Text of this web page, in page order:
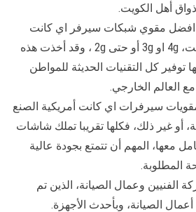
أهل الكويت.
افضل مقوي شبكات سيرفر اي كانت
للشبكات او الانترنت، 4g او 3g أو حتى 2g ، وقد أخذت هذه
توفير كل التقنيات الحديثة للمواطن
العالم الخارجي.
سيرفرات اي كانت أمريكية الصنع
أو غير ذلك، فكلها تقريبا تملك شاشات
معها، المهم أن تتمتع بجودة عالية
المطلوبة.
الفنيين وعمال الصيانة، الذين تم
الصيانة، وبأحدث الأجهزة.